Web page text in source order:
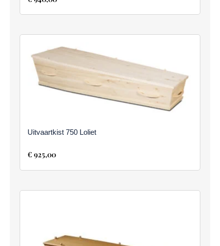
Uitvaartkist 750 Loliet
€ 925,00